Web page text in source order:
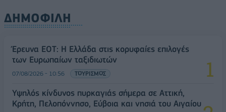
ΔΗΜΟΦΙΛΗ
Έρευνα ΕΟΤ: Η Ελλάδα στις κορυφαίες επιλογές
των Ευρωπαίων ταξιδιωτών
07/08/2026 - 10:56 ΤΟΥΡΙΣΜΟΣ
Υψηλός κίνδυνος πυρκαγιάς σήμερα σε Αττική,
Κρήτη, Πελοπόννησο, Εύβοια και νησιά του Αιγαίου